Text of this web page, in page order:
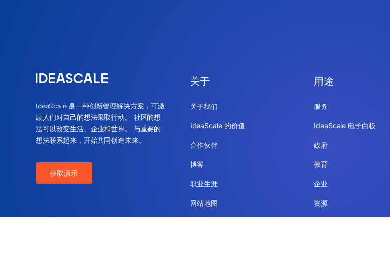
IdeaScale 是一种创新管理解决方案，可激
励人们对自己的想法采取行动。 社区的想
法可以改变生活、企业和世界。 与重要的
想法联系起来，开始共同创造未来。
获取演示
关于
关于我们
IdeaScale 的价值
合作伙伴
博客
职业生涯
网站地图
用途
服务
IdeaScale 电子白板
政府
教育
企业
资源